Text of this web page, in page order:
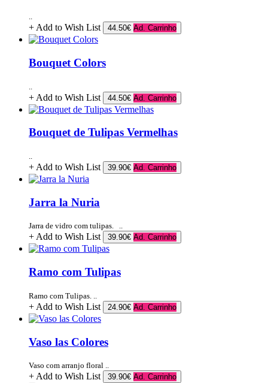
..
+ Add to Wish List 44.50€ Ad. Carrinho
Bouquet Colors
+ Add to Wish List 44.50€ Ad. Carrinho
Bouquet de Tulipas Vermelhas
..
+ Add to Wish List 39.90€ Ad. Carrinho
Jarra la Nuria
Jarra de vidro com tulipas. ..
+ Add to Wish List 39.90€ Ad. Carrinho
Ramo com Tulipas
Ramo com Tulipas. ..
+ Add to Wish List 24.90€ Ad. Carrinho
Vaso las Colores
Vaso com arranjo floral ..
+ Add to Wish List 39.90€ Ad. Carrinho